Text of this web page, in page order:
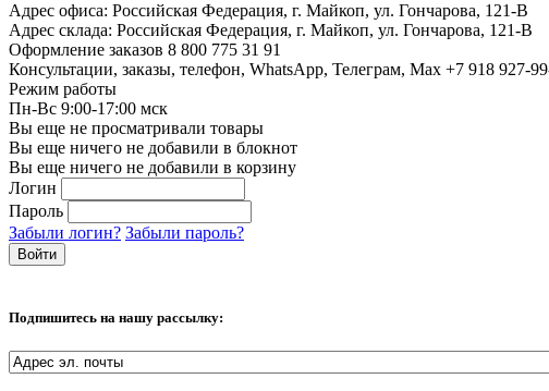
Адрес офиса: Российская Федерация, г. Майкоп, ул. Гончарова, 121-В
Адрес склада: Российская Федерация, г. Майкоп, ул. Гончарова, 121-В
Оформление заказов 8 800 775 31 91
Консультации, заказы, телефон, WhatsApp, Телеграм, Мах +7 918 927-
Режим работы
Пн-Вс 9:00-17:00 мск
Вы еще не просматривали товары
Вы еще ничего не добавили в блокнот
Вы еще ничего не добавили в корзину
Логин
Пароль
Забыли логин? Забыли пароль?
Подпишитесь на нашу рассылку: